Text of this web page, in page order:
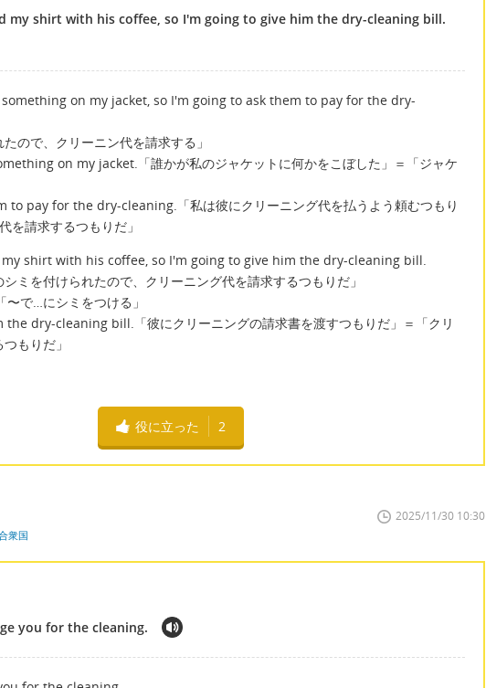
my shirt with his coffee, so I'm going to give him the dry-cleaning bill.
on my jacket, so I'm going to ask them to pay for the dry-
たので、クリーニン代を請求する」
on my jacket.「誰かが私のジャケットに何かをこぼした」＝「ジャケ
to pay for the dry-cleaning.「私は彼にクリーニング代を払うよう頼むつもり
を請求するつもりだ」
my shirt with his coffee, so I'm going to give him the dry-cleaning bill.
シミを付けられたので、クリーニング代を請求するつもりだ」
で…にシミをつける」
dry-cleaning bill.「彼にクリーニングの請求書を渡すつもりだ」＝「クリ
もりだ」
役に立った 2
衆国
2025/11/30 10:30
you for the cleaning.